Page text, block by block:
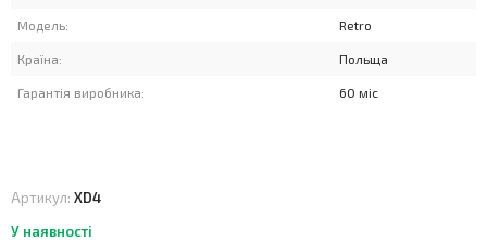
Модель: Retro
Країна: Польща
Гарантія виробника: 60 міс
Артикул: XD4
У наявності